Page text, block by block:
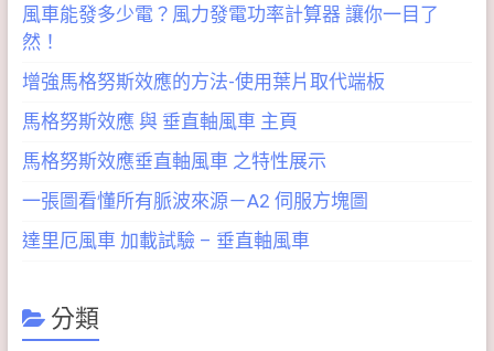
風車能發多少電？風力發電功率計算器 讓你一目了
然！
增強馬格努斯效應的方法-使用葉片取代端板
馬格努斯效應 與 垂直軸風車 主頁
馬格努斯效應垂直軸風車 之特性展示
一張圖看懂所有脈波來源－A2 伺服方塊圖
達里厄風車 加載試驗 – 垂直軸風車
分類